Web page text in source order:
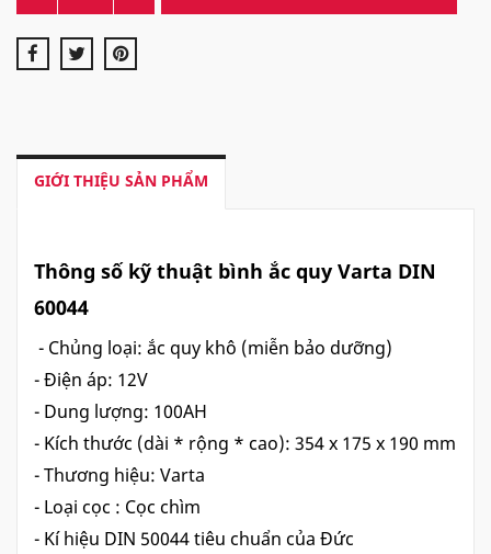
GIỚI THIỆU SẢN PHẨM
Thông số kỹ thuật bình ắc quy Varta DIN
60044
- Chủng loại: ắc quy khô (miễn bảo dưỡng)
- Điện áp: 12V
- Dung lượng: 100AH
- Kích thước (dài * rộng * cao): 354 x 175 x 190 mm
- Thương hiệu: Varta
- Loại cọc : Cọc chìm
- Kí hiệu DIN 50044 tiêu chuẩn của Đức